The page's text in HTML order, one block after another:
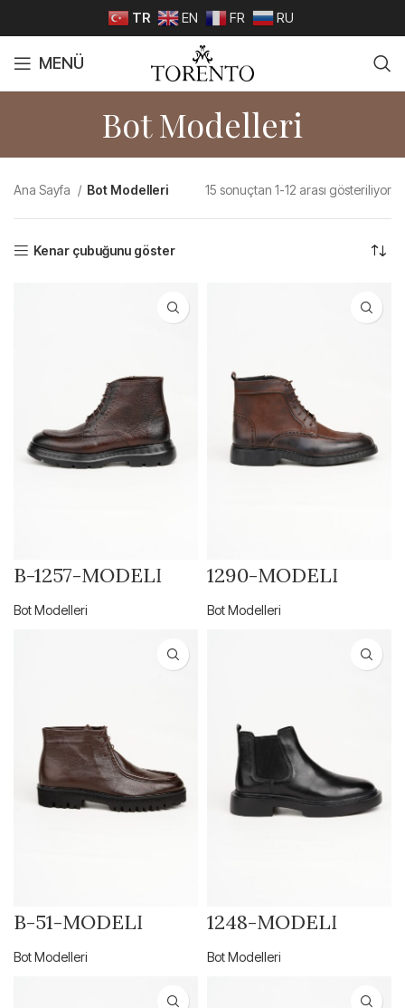
TR EN FR RU
MENÜ
Bot Modelleri
Ana Sayfa Bot Modelleri 15 sonuçtan 1-12 arası gösteriliyor
Kenar çubuğunu göster
B-1257-MODELİ
Bot Modelleri
1290-MODELİ
Bot Modelleri
B-51-MODELİ
Bot Modelleri
1248-MODELİ
Bot Modelleri